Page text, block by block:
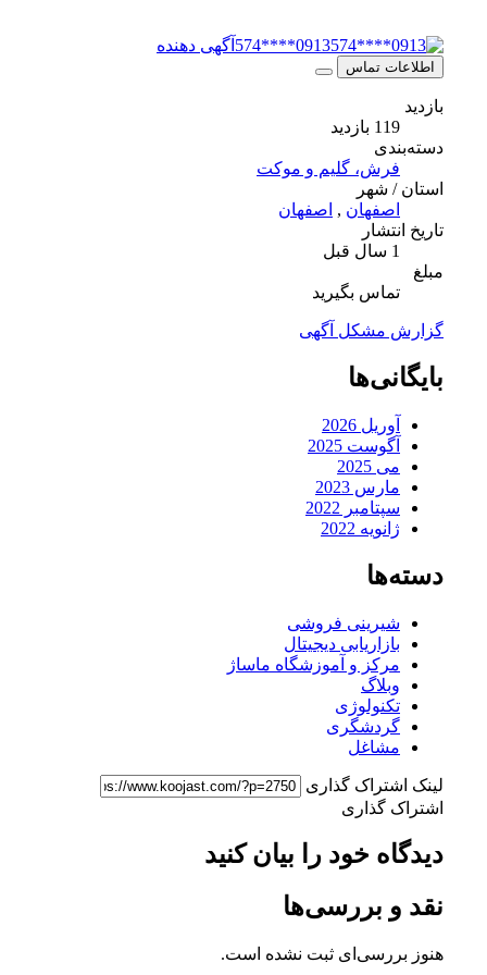
0913****574 آگهی دهنده
اطلاعات تماس
بازدید
119 بازدید
دسته‌بندی
فرش، گلیم و موکت
استان / شهر
اصفهان , اصفهان
تاریخ انتشار
1 سال قبل
مبلغ
تماس بگیرید
گزارش مشکل آگهی
بایگانی‌ها
آوریل 2026
آگوست 2025
می 2025
مارس 2023
سپتامبر 2022
ژانویه 2022
دسته‌ها
شیرینی فروشی
بازاریابی دیجیتال
مرکز و آموزشگاه ماساژ
وبلاگ
تکنولوژی
گردشگری
مشاغل
لینک اشتراک گذاری
اشتراک گذاری
دیدگاه خود را بیان کنید
نقد و بررسی‌ها
هنوز بررسی‌ای ثبت نشده است.